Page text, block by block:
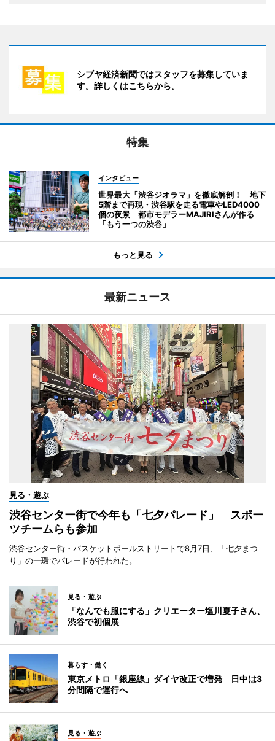
シブヤ経済新聞ではスタッフを募集していま
す。詳しくはこちらから。
特集
インタビュー
世界最大「渋谷ジオラマ」を徹底解剖！ 地下
5階まで再現・渋谷駅を走る電車やLED4000
個の夜景 都市モデラーMAJIRIさんが作る
「もう一つの渋谷」
もっと見る
最新ニュース
見る・遊ぶ
渋谷センター街で今年も「七夕パレード」 スポー
ツチームらも参加
渋谷センター街・バスケットボールストリートで8月7日、「七夕まつ
り」の一環でパレードが行われた。
見る・遊ぶ
「なんでも服にする」クリエーター塩川夏子さん、
渋谷で初個展
暮らす・働く
東京メトロ「銀座線」ダイヤ改正で増発 日中は3
分間隔で運行へ
見る・遊ぶ